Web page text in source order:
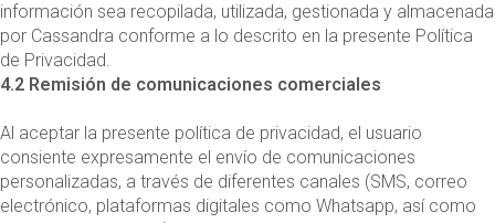
información sea recopilada, utilizada, gestionada y almacenada
por Cassandra conforme a lo descrito en la presente Política
de Privacidad.
4.2 Remisión de comunicaciones comerciales
Al aceptar la presente política de privacidad, el usuario
consiente expresamente el envío de comunicaciones
personalizadas, a través de diferentes canales (SMS, correo
electrónico, plataformas digitales como Whatsapp, así como